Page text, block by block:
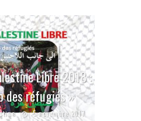
Libre 2018 :
des réfugiés »
5 novembre 2017